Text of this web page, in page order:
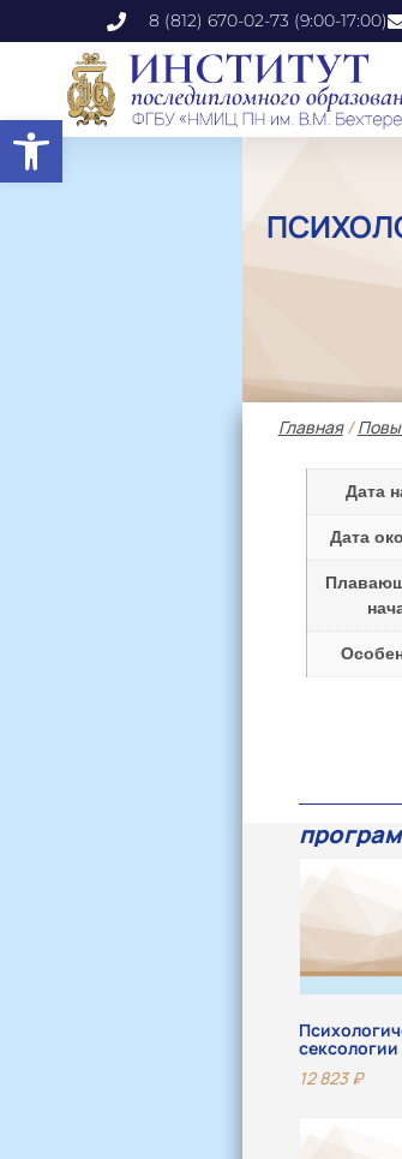
Открыть панель инструментов
8 (812) 670-02-73 (9:00-17:00)
Главная/
Дата
Дата
сексологии
12 823₽